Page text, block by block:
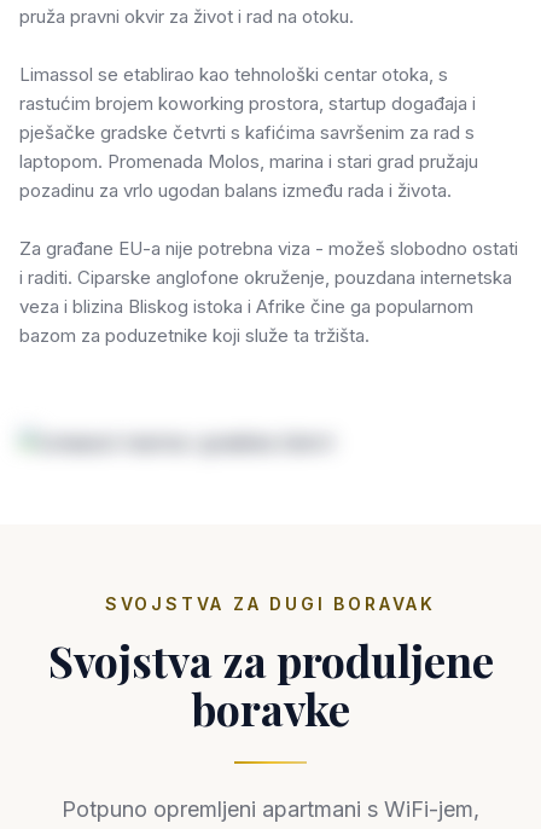
pruža pravni okvir za život i rad na otoku.
Limassol se etablirao kao tehnološki centar otoka, s
rastućim brojem koworking prostora, startup događaja i
pješačke gradske četvrti s kafićima savršenim za rad s
laptopom. Promenada Molos, marina i stari grad pružaju
pozadinu za vrlo ugodan balans između rada i života.
Za građane EU-a nije potrebna viza - možeš slobodno ostati
i raditi. Ciparske anglofone okruženje, pouzdana internetska
veza i blizina Bliskog istoka i Afrike čine ga popularnom
bazom za poduzetnike koji služe ta tržišta.
SVOJSTVA ZA DUGI BORAVAK
Svojstva za produljene
boravke
Potpuno opremljeni apartmani s WiFi-jem,